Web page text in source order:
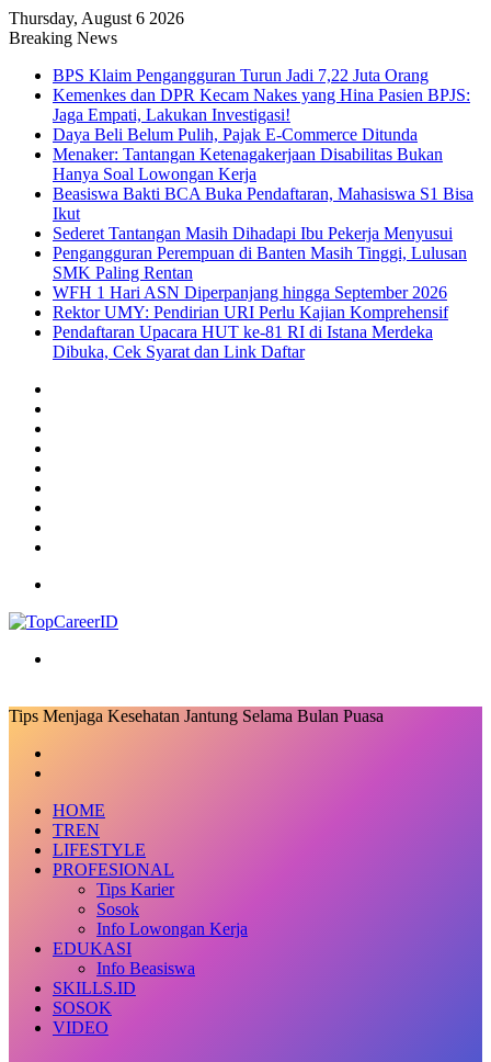
Thursday, August 6 2026
Breaking News
BPS Klaim Pengangguran Turun Jadi 7,22 Juta Orang
Kemenkes dan DPR Kecam Nakes yang Hina Pasien BPJS:
Jaga Empati, Lakukan Investigasi!
Daya Beli Belum Pulih, Pajak E-Commerce Ditunda
Menaker: Tantangan Ketenagakerjaan Disabilitas Bukan
Hanya Soal Lowongan Kerja
Beasiswa Bakti BCA Buka Pendaftaran, Mahasiswa S1 Bisa
Ikut
Sederet Tantangan Masih Dihadapi Ibu Pekerja Menyusui
Pengangguran Perempuan di Banten Masih Tinggi, Lulusan
SMK Paling Rentan
WFH 1 Hari ASN Diperpanjang hingga September 2026
Rektor UMY: Pendirian URI Perlu Kajian Komprehensif
Pendaftaran Upacara HUT ke-81 RI di Istana Merdeka
Dibuka, Cek Syarat dan Link Daftar
Tips Menjaga Kesehatan Jantung Selama Bulan Puasa
Email
HOME
TREN
LIFESTYLE
PROFESIONAL
Tips Karier
Sosok
Info Lowongan Kerja
EDUKASI
Info Beasiswa
SKILLS.ID
SOSOK
VIDEO